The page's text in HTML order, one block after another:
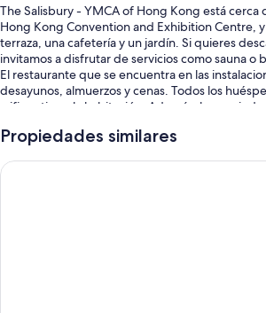
The Salisbury - YMCA of Hong Kong está cerca
Hong Kong Convention and Exhibition Centre,
terraza, una cafetería y un jardín. Si quieres
invitamos a disfrutar de servicios como sauna o
El restaurante que se encuentra en las
desayunos, almuerzos y cenas. Todos los
wifi gratis en la habitación. Además, la
Se incluyen los siguientes beneficios adicionales:
Propiedades similares
Holiday Inn Golden Mile Hong Kong by